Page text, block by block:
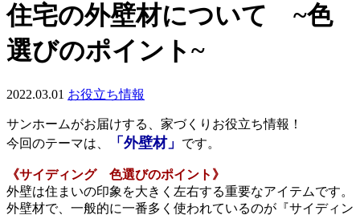
住宅の外壁材について ~色
選びのポイント~
2022.03.01 お役立ち情報
サンホームがお届けする、家づくりお役立ち情報！
今回のテーマは、
「外壁材」 です。
《サイディング 色選びのポイント》
外壁は住まいの印象を大きく左右する重要なアイテムです。
外壁材で、一般的に一番多く使われているのが『サイディン